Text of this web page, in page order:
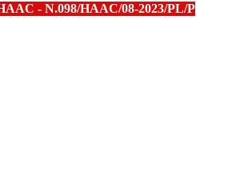
- N.098/HAAC/08-2023/PL/P